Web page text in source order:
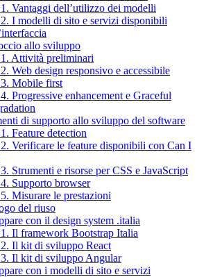
Vantaggi dell’utilizzo dei modelli
I modelli di sito e servizi disponibili
allo sviluppo
Attività preliminari
Web design responsivo e accessibile
Mobile first
Progressive enhancement e Graceful
di supporto allo sviluppo del software
Feature detection
Verificare le feature disponibili con Can I
Strumenti e risorse per CSS e JavaScript
Supporto browser
Misurare le prestazioni
del riuso
con il design system .italia
Il framework Bootstrap Italia
Il kit di sviluppo React
Il kit di sviluppo Angular
con i modelli di sito e servizi